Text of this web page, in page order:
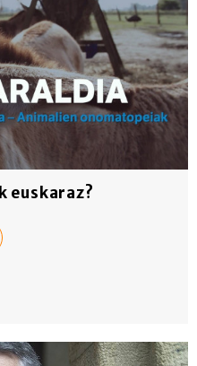
euskaraz?